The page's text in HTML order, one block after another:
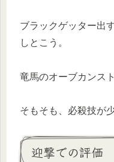
ブラックゲッター出
しとこう。
竜馬のオーブカンス
そもそも、必殺技が
迎撃での評価